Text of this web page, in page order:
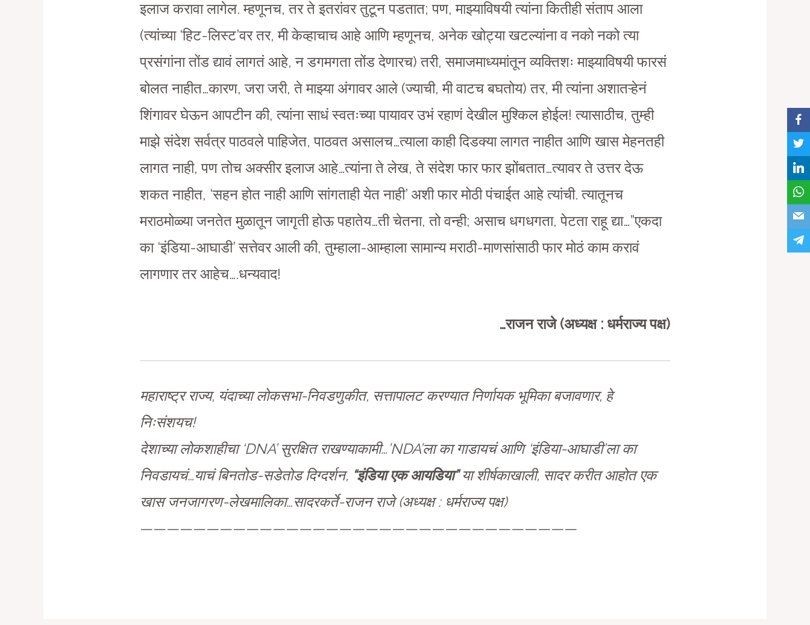
इलाज करावा लागेल. म्हणूनच, तर ते इतरांवर तुटून पडतात; पण, माझ्याविषयी त्यांना कितीही संताप आला
(त्यांच्या ‘हिट-लिस्ट’वर तर, मी केव्हाचाच आहे आणि म्हणूनच, अनेक खोट्या खटल्यांना व नको नको त्या
प्रसंगांना तोंड द्यावं लागतं आहे, न डगमगता तोंड देणारच) तरी, समाजमाध्यमांतून व्यक्तिशः माझ्याविषयी फारसं
बोलत नाहीत…कारण, जरा जरी, ते माझ्या अंगावर आले (ज्याची, मी वाटच बघतोय) तर, मी त्यांना अशातऱ्हेनं
शिंगावर घेऊन आपटीन की, त्यांना साधं स्वतःच्या पायावर उभं रहाणं देखील मुश्किल होईल! त्यासाठीच, तुम्ही
माझे संदेश सर्वत्र पाठवले पाहिजेत, पाठवत असालच…त्याला काही दिडक्या लागत नाहीत आणि खास मेहनतही
लागत नाही, पण तोच अक्सीर इलाज आहे…त्यांना ते लेख, ते संदेश फार फार झोंबतात…त्यावर ते उत्तर देऊ
शकत नाहीत, ‘सहन होत नाही आणि सांगताही येत नाही’ अशी फार मोठी पंचाईत आहे त्यांची. त्यातूनच
मराठमोळ्या जनतेत मुळातून जागृती होऊ पहातेय…ती चेतना, तो वन्ही; असाच धगधगता, पेटता राहू द्या…”एकदा
का ‘इंडिया-आघाडी’ सत्तेवर आली की, तुम्हाला-आम्हाला सामान्य मराठी-माणसांसाठी फार मोठं काम करावं
लागणार तर आहेच….धन्यवाद!
…राजन राजे (अध्यक्ष : धर्मराज्य पक्ष)
महाराष्ट्र राज्य, यंदाच्या लोकसभा-निवडणुकीत, सत्तापालट करण्यात निर्णायक भूमिका बजावणार, हे
निःसंशयच!
देशाच्या लोकशाहीचा ‘DNA’ सुरक्षित राखण्याकामी…’NDA’ला का गाडायचं आणि ‘इंडिया-आघाडी’ला का
निवडायचं…याचं बिनतोड-सडेतोड दिग्दर्शन, “इंडिया एक आयडिया”या शीर्षकाखाली, सादर करीत आहोत एक
खास जनजागरण-लेखमालिका…सादरकर्ते-राजन राजे (अध्यक्ष : धर्मराज्य पक्ष)
—————————————————————————————————